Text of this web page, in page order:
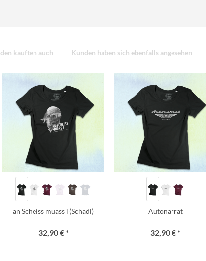
kauften auch Kunden haben sich ebenfalls angesehen
an Scheiss muass i (Schädl)
32,90 € *
Autonarrat
32,90 € *